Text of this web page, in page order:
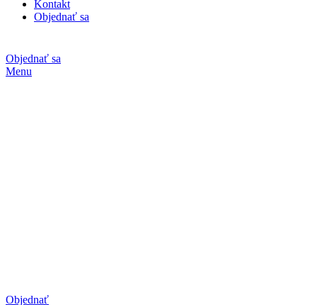
Kontakt
Objednať sa
Objednať sa
Menu
Objednať